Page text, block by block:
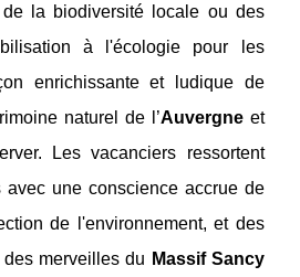
la biodiversité locale ou des
à l'écologie pour les
enrichissante et ludique de
naturel de l’Auvergneet
Les vacanciers ressortent
avec une conscience accrue de
de l'environnement, et des
merveilles du Massif Sancy